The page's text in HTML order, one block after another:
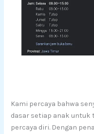
Kami percaya bahwa
dasar setiap anak untuk
percaya diri. Dengan